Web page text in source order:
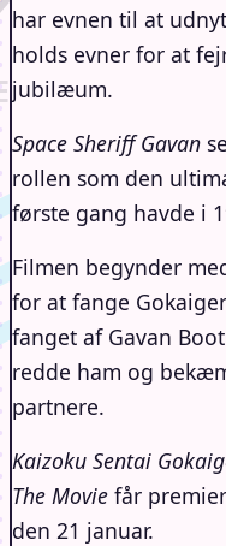
har evnen til at
holds evner for at
jubilæum.
Space Sheriff Gavan
rollen som den
første gang havde i
Filmen begynder
for at fange
fanget af Gavan
redde ham og
partnere.
Kaizoku Sentai
The Movie får
den 21 januar.